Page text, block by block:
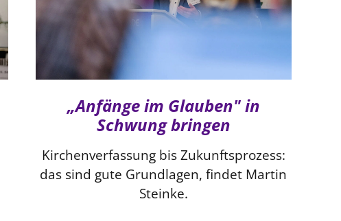
„Anfänge im Glauben" in
Schwung bringen
Kirchenverfassung bis Zukunftsprozess:
das sind gute Grundlagen, findet Martin
Steinke.